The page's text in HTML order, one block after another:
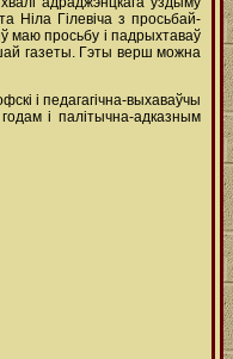
Ніла Гілевіча з просьбай-
маю просьбу і падрыхтаваў
газеты. Гэты верш можна
і педагагічна-выхаваўчы
і палітычна-адказным